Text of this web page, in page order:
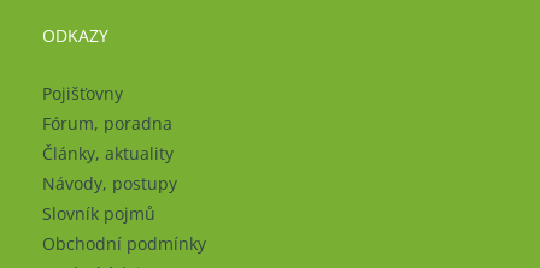
ODKAZY
Pojišťovny
Fórum, poradna
Články, aktuality
Návody, postupy
Slovník pojmů
Obchodní podmínky